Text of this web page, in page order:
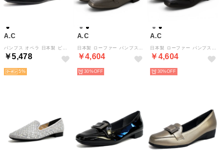
A.C
￥5,478
5
A.C
￥4,604
30%
A.C
￥4,604
30%